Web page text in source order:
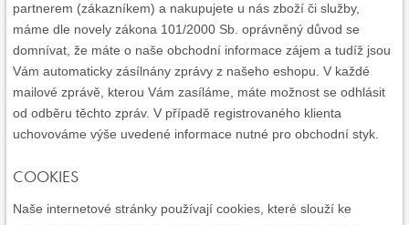
partnerem (zákazníkem) a nakupujete u nás zboží či služby,
máme dle novely zákona 101/2000 Sb. oprávněný důvod se
domnívat, že máte o naše obchodní informace zájem a tudíž jsou
Vám automaticky zásílnány zprávy z našeho eshopu. V každé
mailové zprávě, kterou Vám zasíláme, máte možnost se odhlásit
od odběru těchto zpráv. V případě registrovaného klienta
uchovováme výše uvedené informace nutné pro obchodní styk.
COOKIES
Naše internetové stránky používají cookies, které slouží ke